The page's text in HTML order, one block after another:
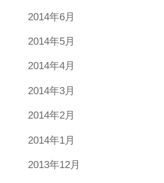
2014年6月
2014年5月
2014年4月
2014年3月
2014年2月
2014年1月
2013年12月